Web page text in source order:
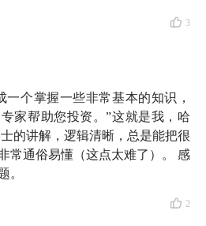
3
一个掌握一些非常基本的知识，
家帮助您投资。”这就是我，哈
的讲解，逻辑清晰，总是能把很
常通俗易懂（这点太难了）。 感
。
2